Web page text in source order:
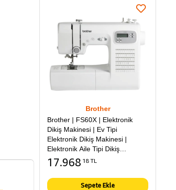
Brother
Brother | FS60X | Elektronik
Dikiş Makinesi | Ev Tipi
Elektronik Dikiş Makinesi |
Elektronik Aile Tipi Dikiş
Makinesi
17.968 18 TL
Sepete Ekle